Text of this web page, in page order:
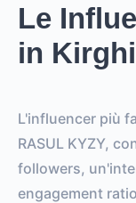
Le
in
L'influencer più
RASUL KYZY,
followers,
engagement